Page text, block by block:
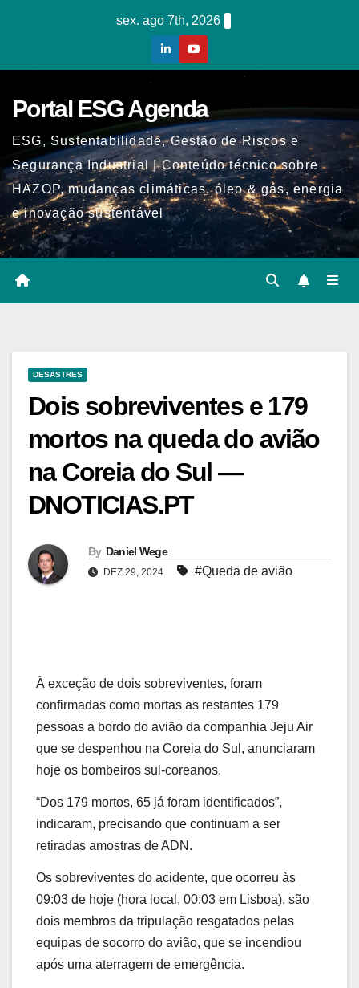
sex. ago 7th, 2026
Portal ESG Agenda
ESG, Sustentabilidade, Gestão de Riscos e
Segurança Industrial | Conteúdo técnico sobre
HAZOP, mudanças climáticas, óleo & gás, energia
e inovação sustentável
DESASTRES
Dois sobreviventes e 179
mortos na queda do avião
na Coreia do Sul —
DNOTICIAS.PT
By Daniel Wege
DEZ 29, 2024 #Queda de avião
À exceção de dois sobreviventes, foram
confirmadas como mortas as restantes 179
pessoas a bordo do avião da companhia Jeju Air
que se despenhou na Coreia do Sul, anunciaram
hoje os bombeiros sul-coreanos.
“Dos 179 mortos, 65 já foram identificados”,
indicaram, precisando que continuam a ser
retiradas amostras de ADN.
Os sobreviventes do acidente, que ocorreu às
09:03 de hoje (hora local, 00:03 em Lisboa), são
dois membros da tripulação resgatados pelas
equipas de socorro do avião, que se incendiou
após uma aterragem de emergência.